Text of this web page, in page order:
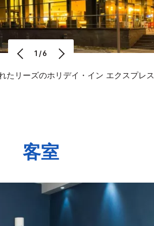
たリーズのホリデイ・イン エクスプレ
1/6
客室